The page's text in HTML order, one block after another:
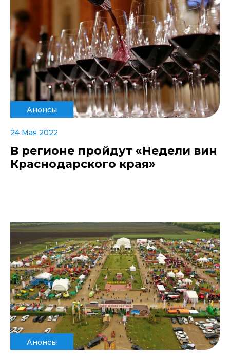
Анонсы
24 Мая 2022
В регионе пройдут «Недели вин
Краснодарского края»
Анонсы